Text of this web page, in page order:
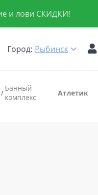
и лови СКИДКИ!
Город: Рыбинск
Банный
комплекс
Атлетик